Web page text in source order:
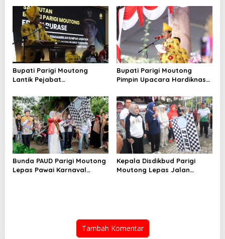
Fasilitas Asrama
Provinsi
Bupati Parigi Moutong
Lantik Pejabat
Sekolah dan Pejabat
Fungsional
Bupati Parigi Moutong
Pimpin Upacara Hardiknas
Bunda PAUD Parigi Moutong
Lepas Pawai Karnaval
Kepala Disdikbud Parigi
Moutong Lepas Jalan
Tambah Komentar